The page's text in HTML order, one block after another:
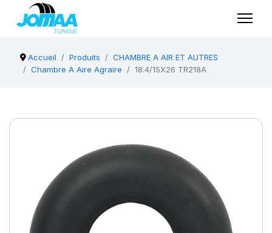
Accueil Produits
CHAMBRE A AIR ET AUTRES
Chambre A Aire Agraire
18.4/15X26 TR218A